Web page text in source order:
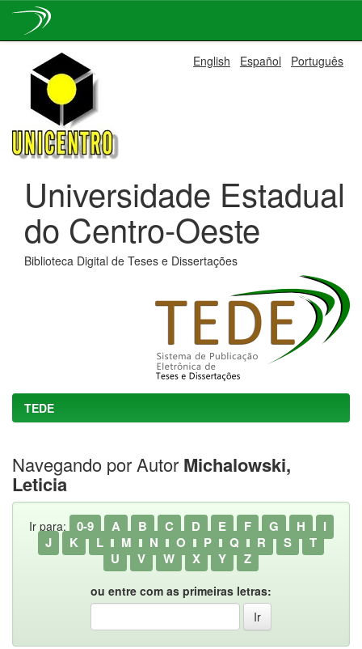
navigation
English Español Português
Universidade Estadual
do Centro-Oeste
Biblioteca Digital de Teses e Dissertações
TEDE
Navegando por Autor Michalowski,
Leticia
Ir para: 0-9 A B C D E F G H
I
J
K L M N O P Q R S
T
U
V W X Y Z
ou entre com as primeiras letras: